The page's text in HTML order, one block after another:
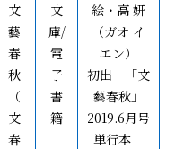
文
藝
春
秋
（
文
春
文
庫/
電
子
書
籍
絵・高 妍
（ガオ イ
エン）
初出 「文
藝春秋」
2019.6月号
単行本